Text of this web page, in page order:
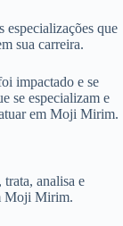
especializações que
sua carreira.
impactado e se
se especializam e
em Moji Mirim.
analisa e
Moji Mirim.